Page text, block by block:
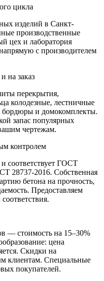
цикла
изделий в Санкт-
производственные
цех и лаборатория
с производителем
на заказ
перекрытия,
колодезные, лестничные
и домокомплекты.
запас популярных
чертежам.
контролем
соответствует ГОСТ
28737-2016. Собственная
бетона на прочность,
Предоставляем
— стоимость на 15–30%
цена
Скидки на
клиентам. Специальные
покупателей.